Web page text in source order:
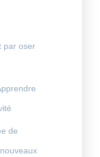
par oser
de